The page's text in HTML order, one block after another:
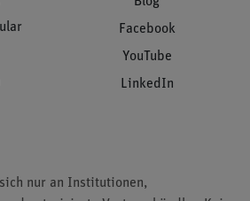
Facebook
YouTube
LinkedIn
nur an Institutionen,